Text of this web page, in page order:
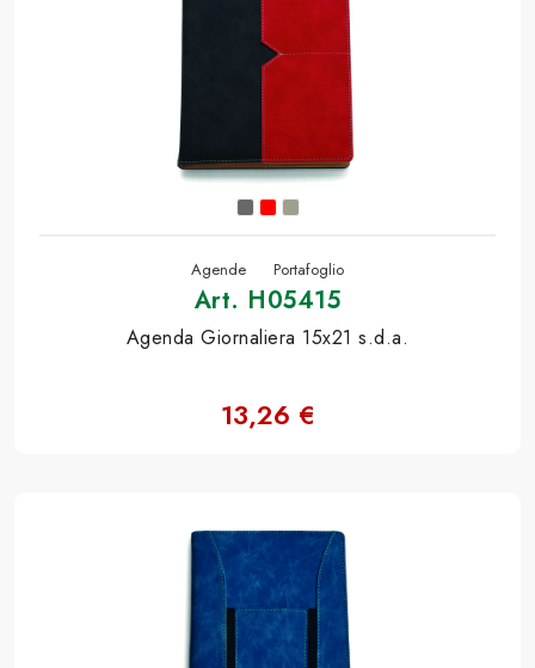
Agende Portafoglio
Art. H05415
Agenda Giornaliera 15x21 s.d.a.
13,26 €